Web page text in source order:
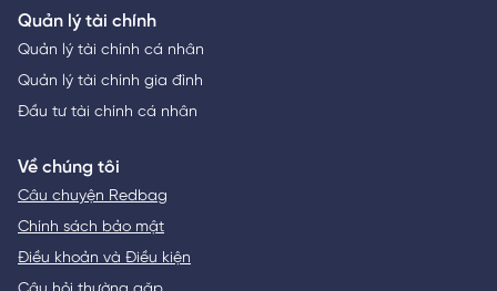
Quản lý tài chính
Quản lý tài chính cá nhân
Quản lý tài chính gia đình
Đầu tư tài chính cá nhân
Về chúng tôi
Câu chuyện Redbag
Chính sách bảo mật
Điều khoản và Điều kiện